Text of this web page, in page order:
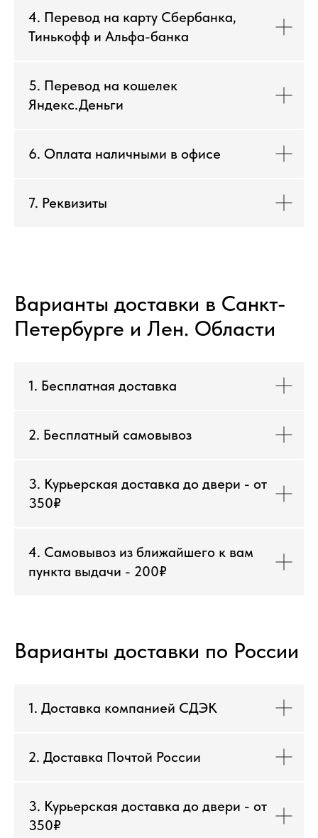
4. Перевод на карту Сбербанка,
Тинькофф и Альфа-банка
5. Перевод на кошелек
Яндекс.Деньги
6. Оплата наличными в офисе
7. Реквизиты
Варианты доставки в Санкт-
Петербурге и Лен. Области
1. Бесплатная доставка
2. Бесплатный самовывоз
3. Курьерская доставка до двери - от
350₽
4. Самовывоз из ближайшего к вам
пункта выдачи - 200₽
Варианты доставки по России
1. Доставка компанией СДЭК
2. Доставка Почтой России
3. Курьерская доставка до двери - от
350₽